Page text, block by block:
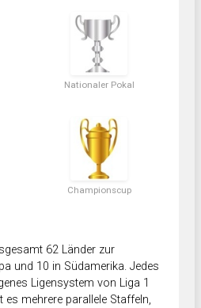
Nationaler Pokal
Championscup
62 Länder zur
und 10 in Südamerika. Jedes
Ligensystem von Liga 1
es mehrere parallele Staffeln,